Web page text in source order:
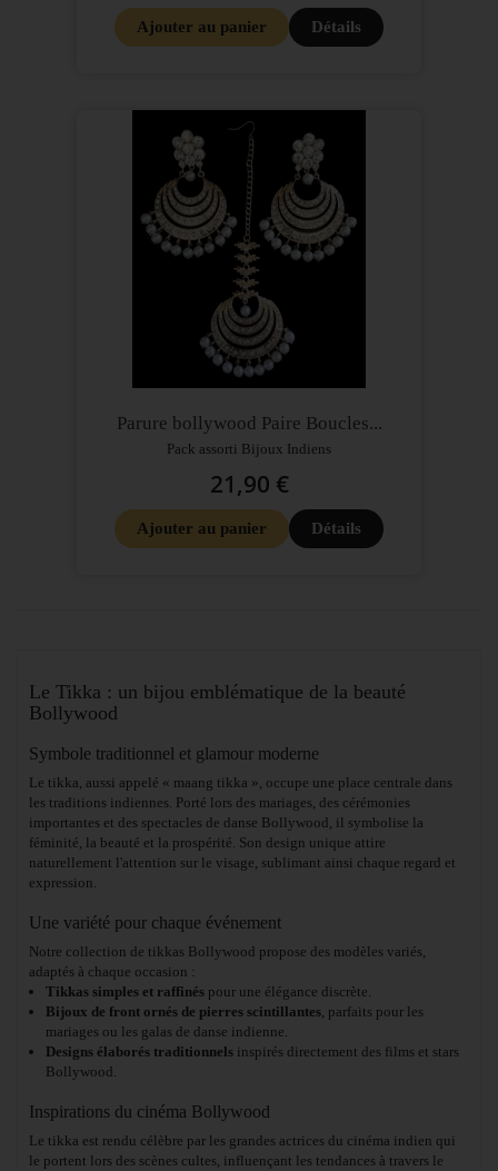
Ajouter au panier Détails
Parure bollywood Paire Boucles...
Pack assorti Bijoux Indiens
21,90 €
Ajouter au panier Détails
Le Tikka : un bijou emblématique de la beauté
Bollywood
Symbole traditionnel et glamour moderne
Le tikka, aussi appelé « maang tikka », occupe une place centrale dans
les traditions indiennes. Porté lors des mariages, des cérémonies
importantes et des spectacles de danse Bollywood, il symbolise la
féminité, la beauté et la prospérité. Son design unique attire
naturellement l'attention sur le visage, sublimant ainsi chaque regard et
expression.
Une variété pour chaque événement
Notre collection de tikkas Bollywood propose des modèles variés,
adaptés à chaque occasion :
Tikkas simples et raffinés pour une élégance discrète.
Bijoux de front ornés de pierres scintillantes, parfaits pour les
mariages ou les galas de danse indienne.
Designs élaborés traditionnels inspirés directement des films et stars
Bollywood.
Inspirations du cinéma Bollywood
Le tikka est rendu célèbre par les grandes actrices du cinéma indien qui
le portent lors des scènes cultes, influençant les tendances à travers le